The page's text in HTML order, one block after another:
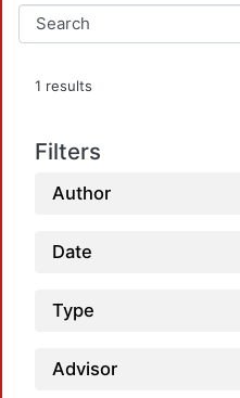
1 results
Filters
Author
Date
Type
Advisor